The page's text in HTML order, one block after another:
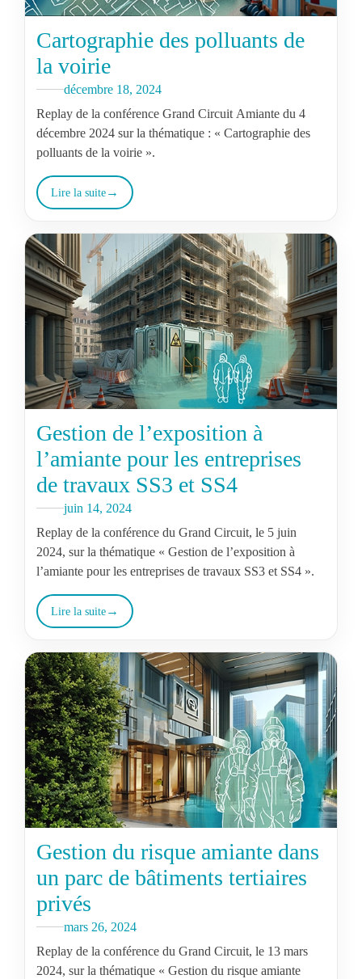
Cartographie des polluants de
la voirie
décembre 18, 2024
Replay de la conférence Grand Circuit Amiante du 4
décembre 2024 sur la thématique : « Cartographie des
polluants de la voirie ».
Lire la suite
Gestion de l’exposition à
l’amiante pour les entreprises
de travaux SS3 et SS4
juin 14, 2024
Replay de la conférence du Grand Circuit, le 5 juin
2024, sur la thématique « Gestion de l’exposition à
l’amiante pour les entreprises de travaux SS3 et SS4 ».
Lire la suite
Gestion du risque amiante dans
un parc de bâtiments tertiaires
privés
mars 26, 2024
Replay de la conférence du Grand Circuit, le 13 mars
2024, sur la thématique « Gestion du risque amiante